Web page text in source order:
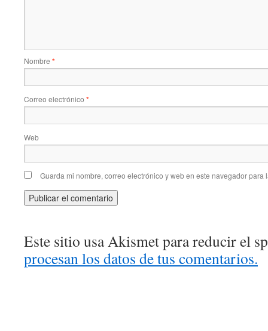
Nombre *
Correo electrónico *
Web
Guarda mi nombre, correo electrónico y web en este navegador para
Este sitio usa Akismet para reducir el
procesan los datos de tus comentarios.